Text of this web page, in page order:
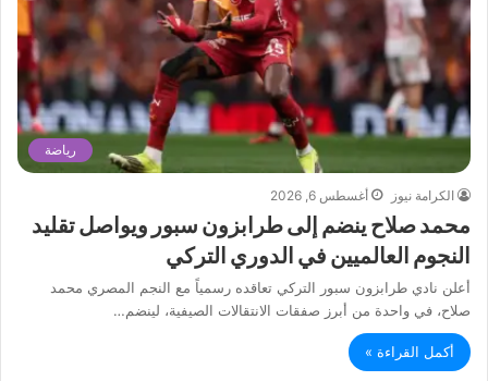
رياضة
الكرامة نيوز أغسطس 6, 2026
محمد صلاح ينضم إلى طرابزون سبور ويواصل تقليد
النجوم العالميين في الدوري التركي
أعلن نادي طرابزون سبور التركي تعاقده رسمياً مع النجم المصري محمد
صلاح، في واحدة من أبرز صفقات الانتقالات الصيفية، لينضم…
أكمل القراءة »